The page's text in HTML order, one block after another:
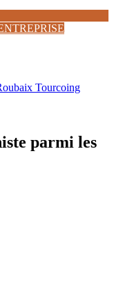
Tourcoing
parmi les